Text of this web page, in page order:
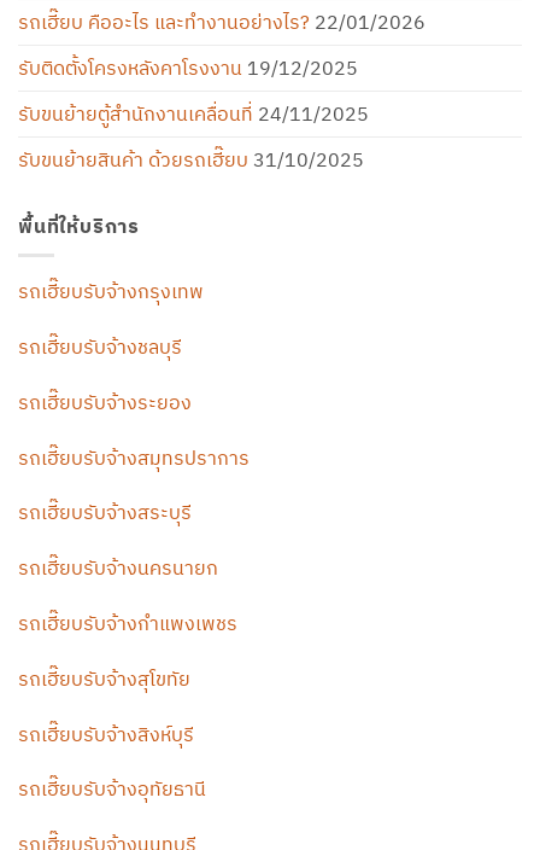
รถเฮี๊ยบ คืออะไร และทำงานอย่างไร? 22/01/2026
รับติดตั้งโครงหลังคาโรงงาน 19/12/2025
รับขนย้ายตู้สำนักงานเคลื่อนที่ 24/11/2025
รับขนย้ายสินค้า ด้วยรถเฮี๊ยบ 31/10/2025
พื้นที่ให้บริการ
รถเฮี๊ยบรับจ้างกรุงเทพ
รถเฮี๊ยบรับจ้างชลบุรี
รถเฮี๊ยบรับจ้างระยอง
รถเฮี๊ยบรับจ้างสมุทรปราการ
รถเฮี๊ยบรับจ้างสระบุรี
รถเฮี๊ยบรับจ้างนครนายก
รถเฮี๊ยบรับจ้างกำแพงเพชร
รถเฮี๊ยบรับจ้างสุโขทัย
รถเฮี๊ยบรับจ้างสิงห์บุรี
รถเฮี๊ยบรับจ้างอุทัยธานี
รถเฮี๊ยบรับจ้างนนทบุรี